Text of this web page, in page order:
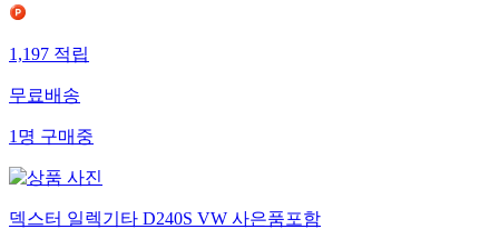
1,197 적립
무료배송
1 명 구매중
덱스터 일렉기타 D240S VW 사은품포함